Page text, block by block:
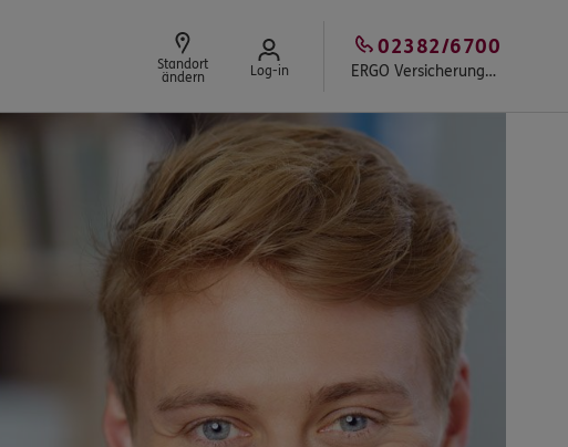
Standort
ändern
Log-in ERGO Versicherungsbüro Mrosek in Ahlen
02382/6700